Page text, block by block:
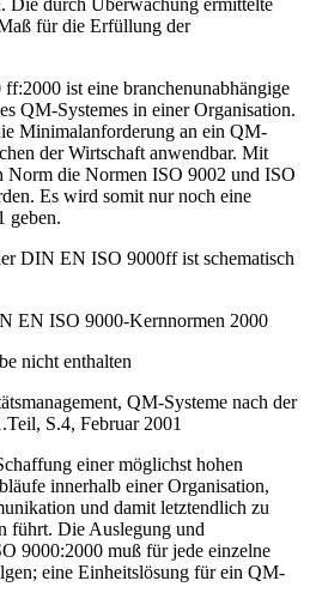
Die durch Überwachung ermittelte
für die Erfüllung der
ist eine branchenunabhängige
QM-Systemes in einer Organisation.
Minimalanforderung an ein QM-
der Wirtschaft anwendbar. Mit
Norm die Normen ISO 9002 und ISO
Es wird somit nur noch eine
geben.
DIN EN ISO 9000ff ist schematisch
EN ISO 9000-Kernnormen 2000
nicht enthalten
QM-Systeme nach der
S.4, Februar 2001
einer möglichst hohen
innerhalb einer Organisation,
und damit letztendlich zu
führt. Die Auslegung und
9000:2000 muß für jede einzelne
eine Einheitslösung für ein QM-